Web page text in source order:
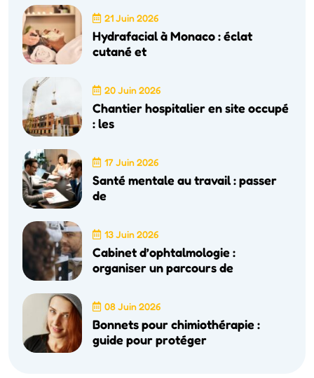
21 Juin 2026
Hydrafacial à Monaco : éclat
cutané et
20 Juin 2026
Chantier hospitalier en site occupé
: les
17 Juin 2026
Santé mentale au travail : passer
de
13 Juin 2026
Cabinet d’ophtalmologie :
organiser un parcours de
08 Juin 2026
Bonnets pour chimiothérapie :
guide pour protéger